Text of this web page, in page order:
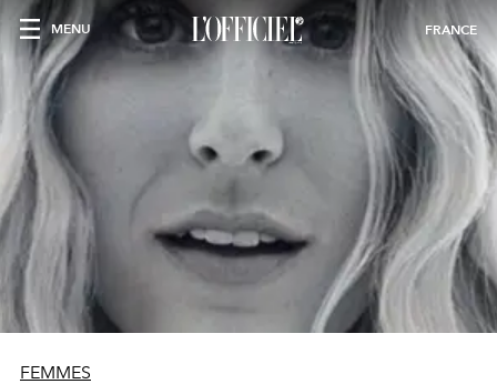
MENU FRANCE
FEMMES